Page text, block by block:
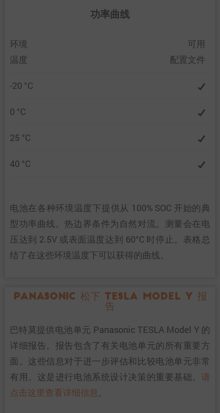
功率曲线
环境
温度
可用
配置文件
-20 °C
0 °C
25 °C
40 °C
电池在各种环境温度下提供从 100% SOC 开始的典
型功率曲线。热边界条件为自然对流。测量会在电
压达到 2.5V 或表面温度达到 60°C 时停止。表格总
结了在这些环境温度下可以获得的曲线。
Panasonic 松下 TESLA Model Y 报
告
巴特莫提供电池单元 Panasonic TESLA Model Y 的
详细报告。报告包含了有关电池单元的所有重要方
面。这些信息对于进一步评估和比较电池单元非常
有用。这是进行电池系统设计决策的重要基础。 请
点击这里查看详细信息。